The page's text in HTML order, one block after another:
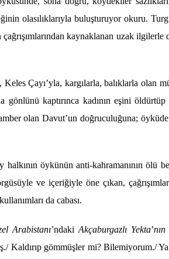
olasılıklarıyla buluşturuyor okuru.
kaynaklanan uzak ilgilerle
Keles Çayı’yla, kargılarla, balıklarla olan
gönlünü kaptırınca kadının eşiniöldürtüp
olan Davut’un doğruculuğuna;ö
y halkının öykünün anti-kahramanınınölü
rgüsüyle ve içeriğiyle öne çıkan,
da cabası.
Arabistanı’ndaki Akçaburgazlı Yekta’nın
Kaldırıp gömmüşler mi? Bilemiyorum./